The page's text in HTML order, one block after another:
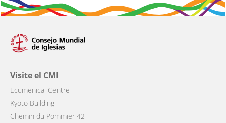
Visite el CMI
Ecumenical Centre
Kyoto Building
Chemin du Pommier 42